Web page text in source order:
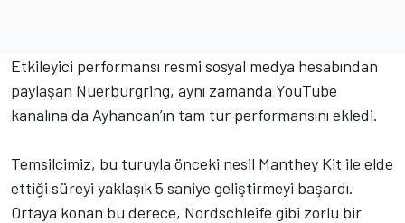
Etkileyici performansı resmi sosyal medya hesabından
paylaşan Nuerburgring, aynı zamanda YouTube
kanalına da Ayhancan’ın tam tur performansını ekledi.
Temsilcimiz, bu turuyla önceki nesil Manthey Kit ile elde
ettiği süreyi yaklaşık 5 saniye geliştirmeyi başardı.
Ortaya konan bu derece, Nordschleife gibi zorlu bir